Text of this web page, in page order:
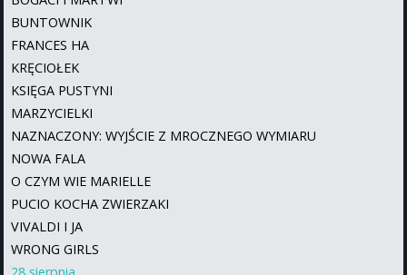
BUNTOWNIK
FRANCES HA
KRĘCIOŁEK
KSIĘGA PUSTYNI
MARZYCIELKI
NAZNACZONY: WYJŚCIE Z MROCZNEGO WYMIARU
NOWA FALA
O CZYM WIE MARIELLE
PUCIO KOCHA ZWIERZAKI
VIVALDI I JA
WRONG GIRLS
28 sierpnia